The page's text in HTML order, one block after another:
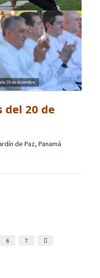
del 20 de
de Paz, Panamá
6 7